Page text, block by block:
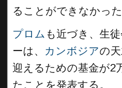
ることができなかった
プロム も近づき、生
ーは、 カンボジアの
迎えるための基金が2
たことを発表する。